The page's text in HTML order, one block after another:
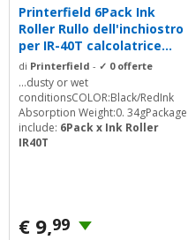
Printerfield 6Pack Ink
Roller Rullo dell'inchiostro
per IR-40T calcolatrice...
di Printerfield - ✓ 0 offerte
...dusty or wet
conditionsCOLOR:Black/RedInk
Absorption Weight:0. 34gPackage
include: 6Pack x Ink Roller
IR40T
€ 9,99